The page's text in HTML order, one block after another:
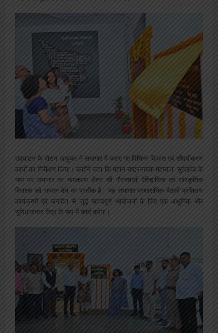
उद्घाटन के दौरान आयुक्त ने सभागार में कराए गए विभिन्न विकास एवं सौंदर्यीकरण
कार्यों का निरीक्षण किया। उन्होंने कहा कि महान राष्ट्रनायक महाराजा सुहेलदेव के
नाम पर सभागार का नामकरण क्षेत्र की गौरवशाली ऐतिहासिक एवं सांस्कृतिक
विरासत को सम्मान देने का प्रतीक है। यह सभागार प्रशासनिक बैठकों प्रशिक्षण
कार्यक्रमों एवं जनहित से जुड़े महत्वपूर्ण आयोजनों के लिए एक आधुनिक और
सुविधाजनक केंद्र के रूप में कार्य करेगा।